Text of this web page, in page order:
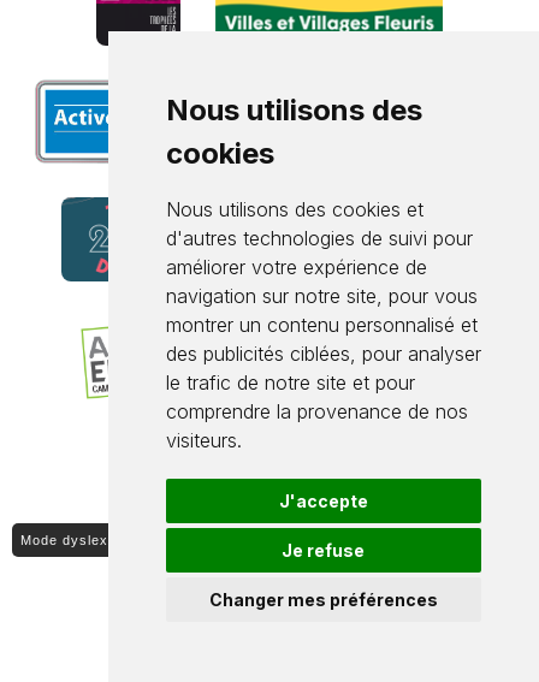
Nous utilisons des
cookies
Nous utilisons des cookies et
d'autres technologies de suivi pour
améliorer votre expérience de
navigation sur notre site, pour vous
montrer un contenu personnalisé et
des publicités ciblées, pour analyser
le trafic de notre site et pour
comprendre la provenance de nos
visiteurs.
J'accepte
Je refuse
Changer mes préférences
Mode dyslexique ON / OFF